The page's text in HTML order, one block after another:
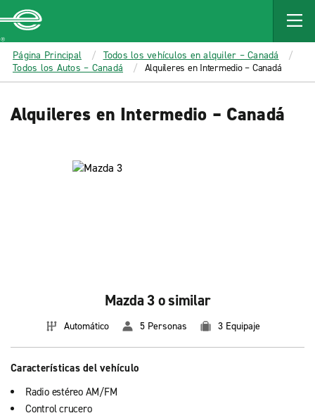
MAIN
CONTENT
Enterprise
Página Principal
Todos los vehículos en alquiler – Canadá
Todos los Autos – Canadá
Alquileres en Intermedio – Canadá
Alquileres en Intermedio – Canadá
Mazda 3 o similar
Automático 5 Personas 3 Equipaje
Características del vehículo
Radio estéreo AM/FM
Control crucero